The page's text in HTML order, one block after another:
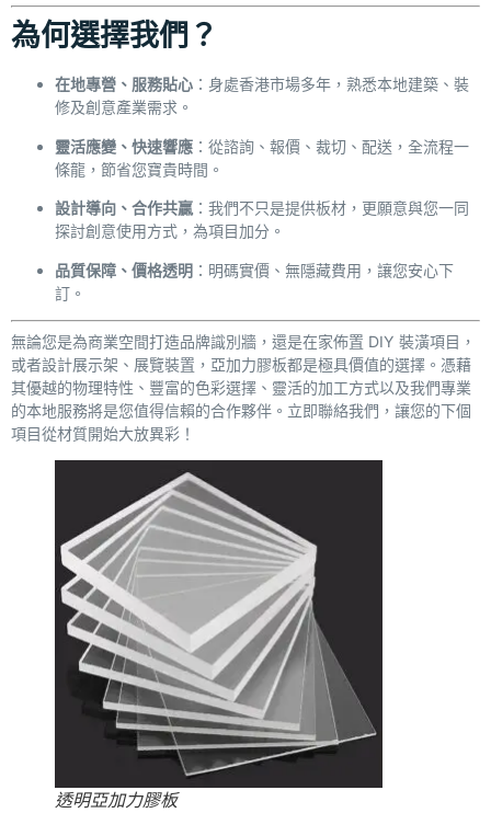
為何選擇我們？
在地專營、服務貼心 ：身處香港市場多年，熟悉本地建築、裝
修及創意產業需求。
靈活應變、快速響應 ：從諮詢、報價、裁切、配送，全流程一
條龍，節省您寶貴時間。
設計導向、合作共贏 ：我們不只是提供板材，更願意與您一同
探討創意使用方式，為項目加分。
品質保障、價格透明 ：明碼實價、無隱藏費用，讓您安心下
訂。
無論您是為商業空間打造品牌識別牆，還是在家佈置 DIY 裝潢項目，
或者設計展示架、展覽裝置，亞加力膠板都是極具價值的選擇。憑藉
其優越的物理特性、豐富的色彩選擇、靈活的加工方式以及我們專業
的本地服務將是您值得信賴的合作夥伴。立即聯絡我們，讓您的下個
項目從材質開始大放異彩！
透明亞加力膠板